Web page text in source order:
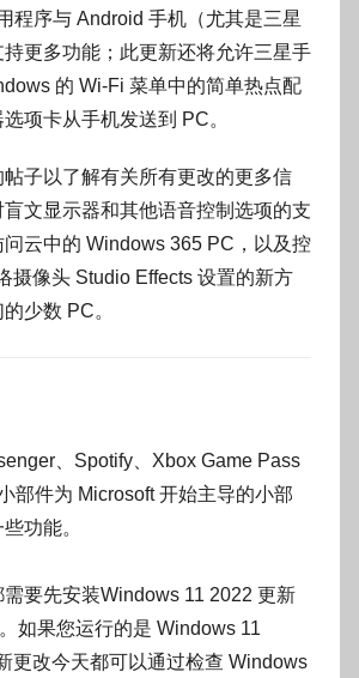
程序与 Android 手机（尤其是三星
更多功能；此更新还将允许三星手
的 Wi-Fi 菜单中的简单热点配
项卡从手机发送到 PC。
子以了解有关所有更改的更多信
文显示器和其他语音控制选项的支
云中的 Windows 365 PC，以及控
摄像头 Studio Effects 设置的新方
少数 PC。
、Spotify、Xbox Game Pass
部件为 Microsoft 开始主导的小部
功能。
要先安装Windows 11 2022 更新
如果您运行的是 Windows 11
更改今天都可以通过检查 Windows